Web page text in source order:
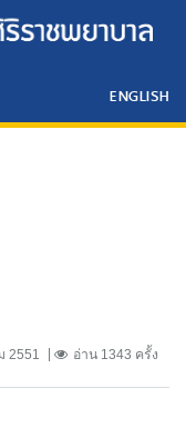
ENGLISH
2551 อ่าน 1343 ครั้ง